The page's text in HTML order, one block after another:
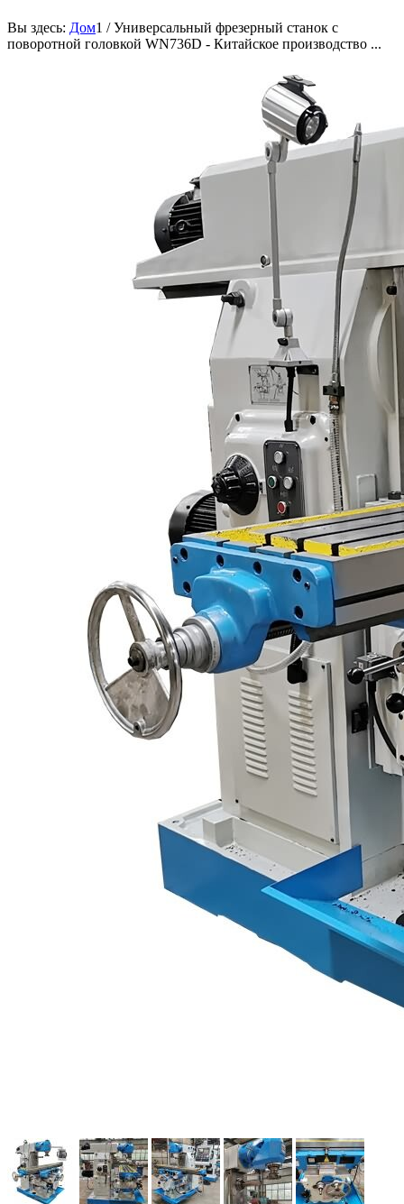
Вы здесь: Дом1 / Универсальный фрезерный станок с
поворотной головкой WN736D - Китайское производство ...